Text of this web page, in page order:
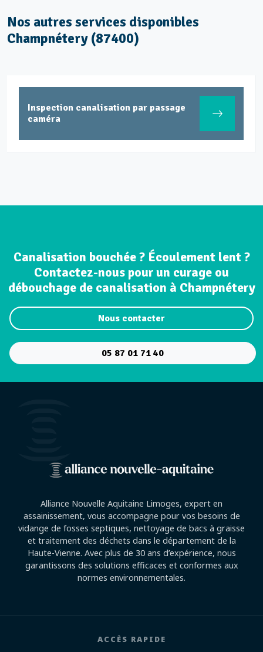
Nos autres services disponibles
Champnétery (87400)
Inspection canalisation par passage
caméra
Canalisation bouchée ? Écoulement lent ?
Contactez-nous pour un curage ou
débouchage de canalisation à Champnétery
Nous contacter
05 87 01 71 40
Alliance Nouvelle Aquitaine Limoges, expert en
assainissement, vous accompagne pour vos besoins de
vidange de fosses septiques, nettoyage de bacs à graisse
et traitement des déchets dans le département de la
Haute-Vienne. Avec plus de 30 ans d’expérience, nous
garantissons des solutions efficaces et conformes aux
normes environnementales.
ACCÈS RAPIDE